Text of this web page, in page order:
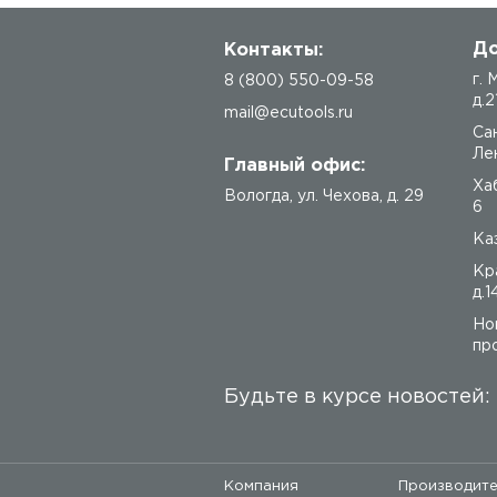
Контакты:
8 (800) 550-09-58
mail@ecutools.ru
Главный офис:
Вологда ул. Чехова, д. 29
г.
6
Будьте в курсе новостей:
Компания